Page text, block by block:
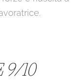
9/10